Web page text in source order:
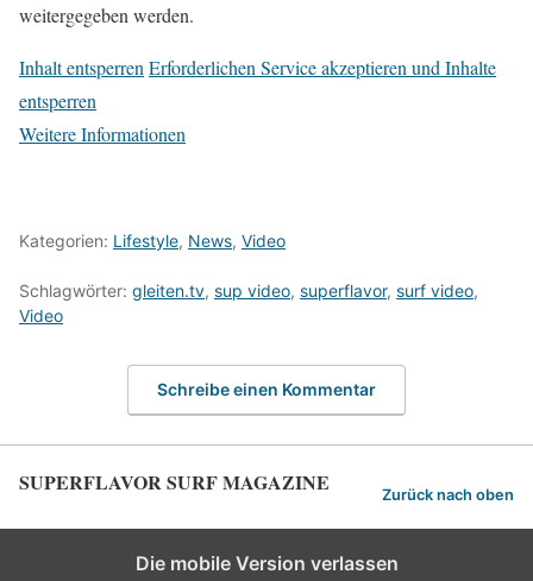
weitergegeben werden.
Inhalt entsperren Erforderlichen Service akzeptieren und Inhalte
entsperren
Weitere Informationen
Kategorien: Lifestyle, News, Video
Schlagwörter: gleiten.tv, sup video, superflavor, surf video,
Video
Schreibe einen Kommentar
SUPERFLAVOR SURF MAGAZINE Zurück nach oben
Die mobile Version verlassen